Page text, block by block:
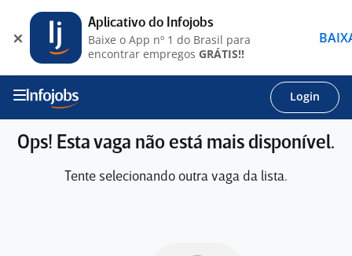
Login
Ops! Esta vaga não está mais disponível.
Tente selecionando outra vaga da lista.
Aplicativo do Infojobs
Baixe o App nº 1 do Brasil para
encontrar empregos GRÁTIS!!